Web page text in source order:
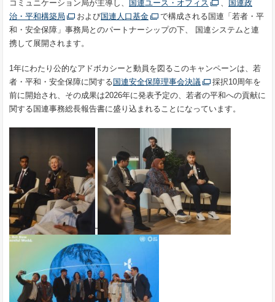
コミュニケーション局が主導し、
国連ユース・オフィス 、
国連政
治・平和構築局
および国連人口基金
で構成される国連「若者・平
和・安全保障」事務局とのパートナーシップの下、 国連システムと連
携して展開されます。
1年にわたり公的なアドボカシーと動員を図るこのキャンペーンは、若
者・平和・安全保障に関する 国連安全保障理事会決議
採択10周年を
前に開始され、その成果は2026年に発表予定の、若者の平和への貢献に
関する国連事務総長報告書に盛り込まれることになっています。